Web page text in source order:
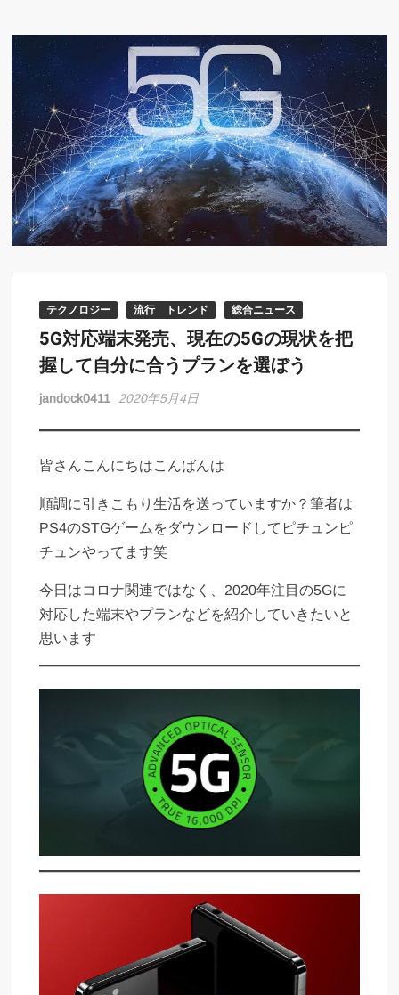
e
b
o
o
k
er
テクノロジー 流行 トレンド 総合ニュース
5G対応端末発売、現在の5Gの現状を把
握して自分に合うプランを選ぼう
jandock0411 2020年5月4日
皆さんこんにちはこんばんは
順調に引きこもり生活を送っていますか？筆者は
PS4のSTGゲームをダウンロードしてピチュンピ
チュンやってます笑
今日はコロナ関連ではなく、2020年注目の5Gに
対応した端末やプランなどを紹介していきたいと
思います